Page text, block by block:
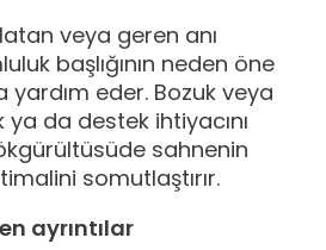
veya geren anı
başlığının neden öne
yardım eder. Bozuk veya
ya da destek ihtiyacını
sahnenin
somutlaştırır.
ayrıntılar